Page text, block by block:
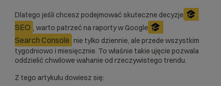
Dlatego jeśli chcesz podejmować skuteczne decyzje
SEO , warto patrzeć na raporty w Google
Search Console nie tylko dziennie, ale przede wszystkim
tygodniowo i miesięcznie. To właśnie takie ujęcie pozwala
oddzielić chwilowe wahanie od rzeczywistego trendu.
Z tego artykułu dowiesz się: